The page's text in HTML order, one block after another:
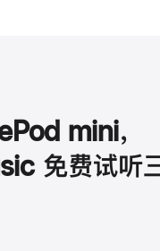
mini，
免费试听